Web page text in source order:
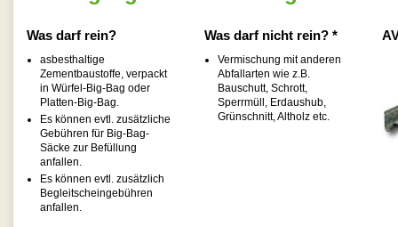
Was darf rein?
asbesthaltige
Zementbaustoffe, verpackt
in Würfel-Big-Bag oder
Platten-Big-Bag.
Es können evtl. zusätzliche
Gebühren für Big-Bag-
Säcke zur Befüllung
anfallen.
Es können evtl. zusätzlich
Begleitscheingebühren
anfallen.
Was darf nicht rein? *
Vermischung mit anderen
Abfallarten wie z.B.
Bauschutt, Schrott,
Sperrmüll, Erdaushub,
Grünschnitt, Altholz etc.